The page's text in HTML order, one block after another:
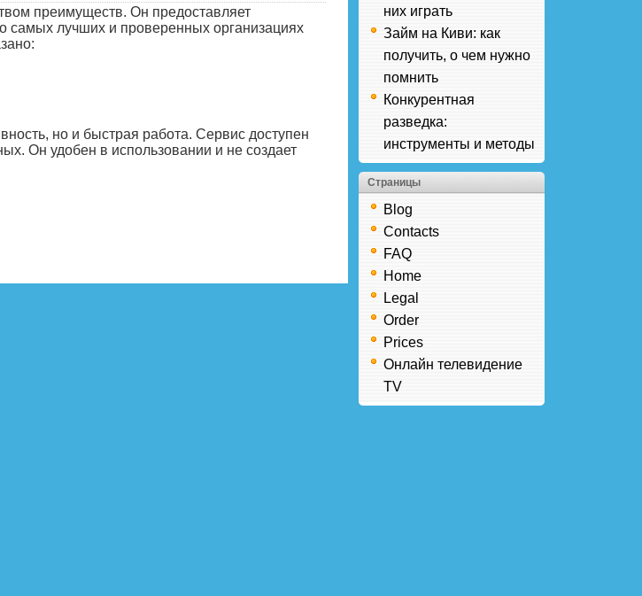
преимуществ. Он предоставляет
лучших и проверенных организациях
но и быстрая работа. Сервис доступен
Он удобен в использовании и не создает
них играть
Займ на Киви: как
получить, о чем нужно
помнить
Конкурентная
разведка:
инструменты и методы
Страницы
Blog
Contacts
FAQ
Home
Legal
Order
Prices
Онлайн телевидение
TV